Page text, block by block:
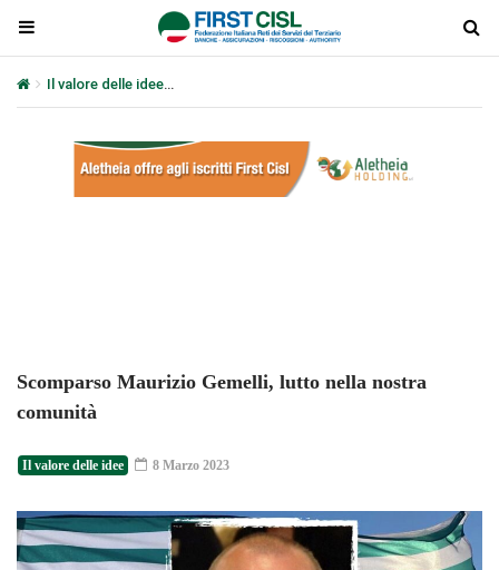
Il valore delle idee
Scomparso Maurizio Gemelli, lutto nella nostra
comunità
Il valore delle idee 8 Marzo 2023